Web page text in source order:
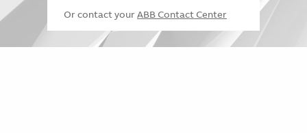
Or contact your ABB Contact Center